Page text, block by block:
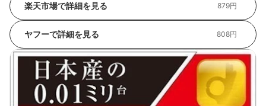
楽天市場で詳細を見る 879円
ヤフーで詳細を見る 808円